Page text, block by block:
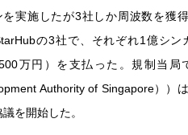
実施したが3社しか周波数を獲
の3社で、それぞれ1億シ
万円）を支払った。規制当局
Authority of Singapore））
を開始した。